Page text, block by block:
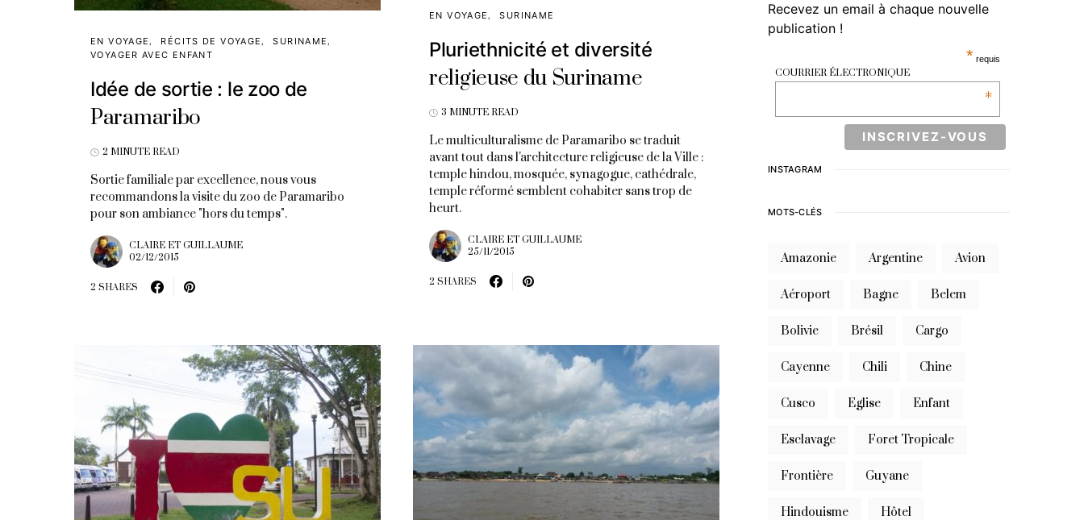
EN VOYAGE RÉCITS DE VOYAGE
SURINAME
VOYAGER AVEC ENFANT
Idée de sortie : le zoo de
Paramaribo
2 MINUTE READ
Sortie familiale par excellence, nous vous
recommandons la visite du zoo de Paramaribo
pour son ambiance "hors du temps".
CLAIRE ET GUILLAUME
02/12/2015
2 SHARES
EN VOYAGE SURINAME
Pluriethnicité et diversité
religieuse du Suriname
3 MINUTE READ
Le multiculturalisme de Paramaribo se traduit
avant tout dans l'architecture religieuse de la Ville :
temple hindou, mosquée, synagogue, cathédrale,
temple réformé semblent cohabiter sans trop de
heurt.
CLAIRE ET GUILLAUME
25/11/2015
2 SHARES
Recevez un email à chaque nouvelle
publication !
* requis
COURRIER ÉLECTRONIQUE
*
INSTAGRAM
MOTS-CLÉS
Amazonie Argentine Avion
Aéroport Bagne Belem
Bolivie Brésil Cargo
Cayenne Chili Chine
Cusco Eglise Enfant
Esclavage Foret Tropicale
Frontière Guyane
Hindouisme Hôtel